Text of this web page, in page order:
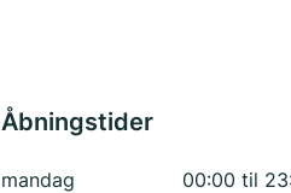
Åbningstider
mandag
00:00 til